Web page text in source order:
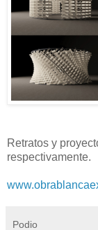
Retratos y
respectivamente.
Podio